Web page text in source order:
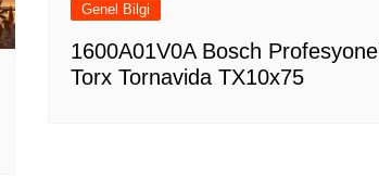
Genel Bilgi
1600A01V0A Bosch Profesyonel
Torx Tornavida TX10x75